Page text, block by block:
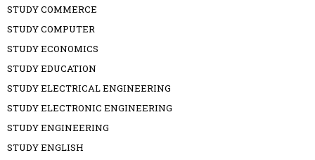
STUDY COMMERCE
STUDY COMPUTER
STUDY ECONOMICS
STUDY EDUCATION
STUDY ELECTRICAL ENGINEERING
STUDY ELECTRONIC ENGINEERING
STUDY ENGINEERING
STUDY ENGLISH